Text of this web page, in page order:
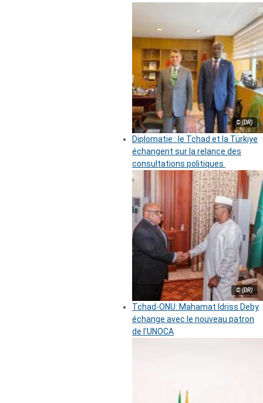
© (DR)
Diplomatie : le Tchad et la Türkiye
échangent sur la relance des
consultations politiques
© (DR)
Tchad-ONU: Mahamat Idriss Deby
échange avec le nouveau patron
de l’UNOCA